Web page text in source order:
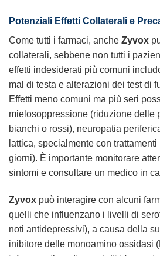
Potenziali Effetti Collaterali e
Come tutti i farmaci, anche Zyvox
collaterali, sebbene non tutti i
effetti indesiderati più comuni
mal di testa e alterazioni dei test di
Effetti meno comuni ma più seri
mielosoppressione (riduzione delle
bianchi o rossi), neuropatia
lattica, specialmente con
giorni). È importante monitorare
sintomi e consultare un medico in
Zyvox può interagire con alcuni
quelli che influenzano i livelli di
noti antidepressivi), a causa della
inibitore delle monoamino ossidasi